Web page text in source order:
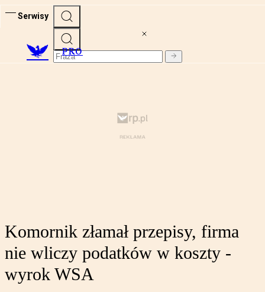
Serwisy
PRO
Komornik złamał przepisy, firma
nie wliczy podatków w koszty -
wyrok WSA